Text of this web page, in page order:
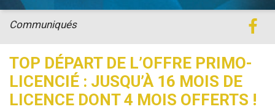
TOP DÉPART DE L’OFFRE PRIMO-
LICENCIÉ : JUSQU’À 16 MOIS DE
LICENCE DONT 4 MOIS OFFERTS !
Communiqués